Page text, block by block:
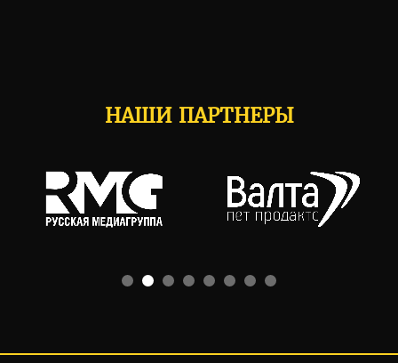
НАШИ ПАРТНЕРЫ